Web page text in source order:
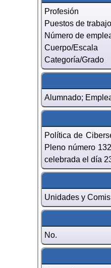
Profesión
Puestos de
Número de
Cuerpo/Escala
Categoría/Grado
Alumnado;
Política de
Pleno número
celebrada el día
Unidades y
No.